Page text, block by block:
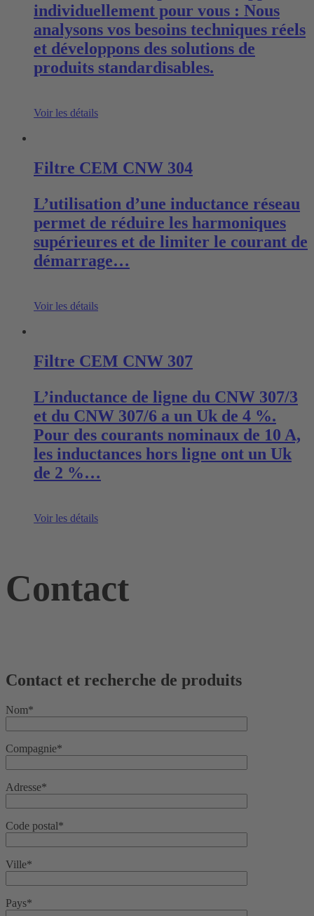
individuellement pour vous : Nous
analysons vos besoins techniques réels
et développons des solutions de
produits standardisables.
Voir les détails
Filtre CEM CNW 304
L’utilisation d’une inductance réseau
permet de réduire les harmoniques
supérieures et de limiter le courant de
démarrage…
Voir les détails
Filtre CEM CNW 307
L’inductance de ligne du CNW 307/3
et du CNW 307/6 a un Uk de 4 %.
Pour des courants nominaux de 10 A,
les inductances hors ligne ont un Uk
de 2 %…
Voir les détails
Contact
Contact et recherche de produits
Nom*
Compagnie*
Adresse*
Code postal*
Ville*
Pays*